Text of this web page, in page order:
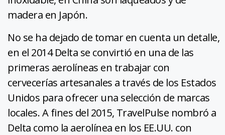
madera en Japón.
No se ha dejado de tomar en cuenta un detalle,
en el 2014 Delta se convirtió en una de las
primeras aerolíneas en trabajar con
cervecerías artesanales a través de los Estados
Unidos para ofrecer una selección de marcas
locales. A fines del 2015, TravelPulse nombró a
Delta como la aerolínea en los EE.UU. con